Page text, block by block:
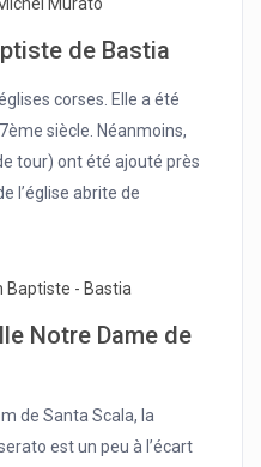
de Bastia
corses. Elle a été
siècle. Néanmoins,
tour) ont été ajouté près
l’église abrite de
Notre Dame de
de Santa Scala, la
est un peu à l’écart